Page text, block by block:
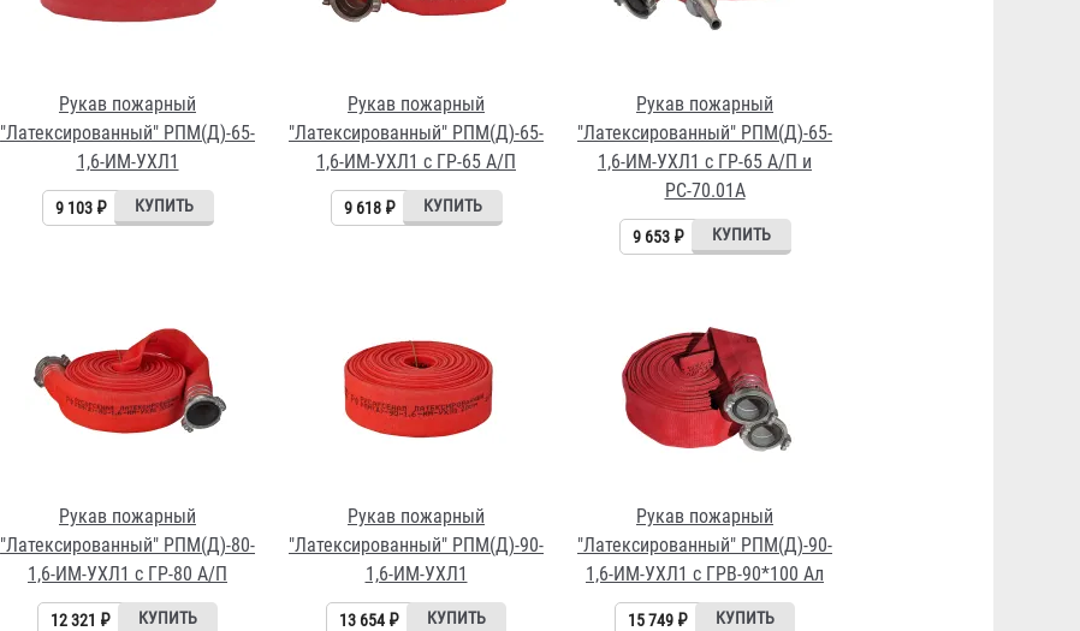
Рукав пожарный
"Латексированный" РПМ(Д)-65-
1,6-ИМ-УХЛ1
9 103 ₽
Рукав пожарный
"Латексированный" РПМ(Д)-65-
1,6-ИМ-УХЛ1 с ГР-65 А/П
9 618 ₽
Рукав пожарный
"Латексированный" РПМ(Д)-65-
1,6-ИМ-УХЛ1 с ГР-65 А/П и
РС-70.01А
9 653 ₽
Рукав пожарный
"Латексированный" РПМ(Д)-80-
1,6-ИМ-УХЛ1 с ГР-80 А/П
12 321 ₽
Рукав пожарный
"Латексированный" РПМ(Д)-90-
1,6-ИМ-УХЛ1
13 654 ₽
Рукав пожарный
"Латексированный" РПМ(Д)-90-
1,6-ИМ-УХЛ1 с ГРВ-90*100 Ал
15 749 ₽